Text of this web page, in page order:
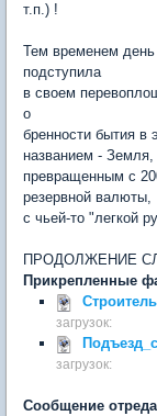
т.п.) !
Тем временем день
подступила
в своем
о
бренности бытия в
названием - Земля,
превращенным с
резервной валюты,
с чьей-то "легкой
ПРОДОЛЖЕНИЕ
Прикрепленные
загрузок:
загрузок:
Сообщение